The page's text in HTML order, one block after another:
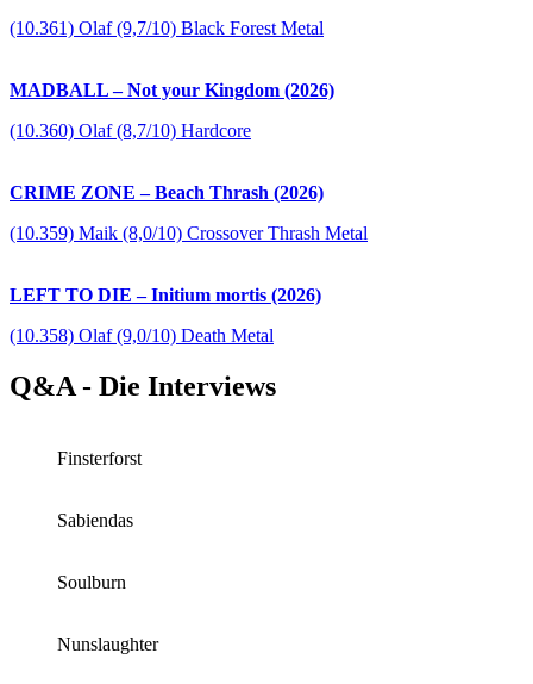
(10.361) Olaf (9,7/10) Black Forest Metal
MADBALL – Not your Kingdom (2026)
(10.360) Olaf (8,7/10) Hardcore
CRIME ZONE – Beach Thrash (2026)
(10.359) Maik (8,0/10) Crossover Thrash Metal
LEFT TO DIE – Initium mortis (2026)
(10.358) Olaf (9,0/10) Death Metal
Q&A - Die Interviews
Finsterforst
Sabiendas
Soulburn
Nunslaughter